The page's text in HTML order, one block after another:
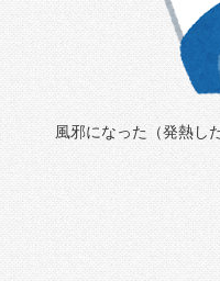
風邪になった（発熱し